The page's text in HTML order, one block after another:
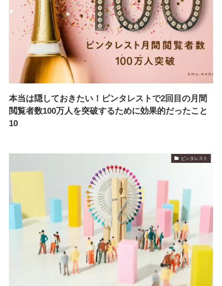
本当は隠しておきたい！ピンタレストで2回目の月間
閲覧者数100万人を突破するために効果的だったこと
10
ピンタレスト